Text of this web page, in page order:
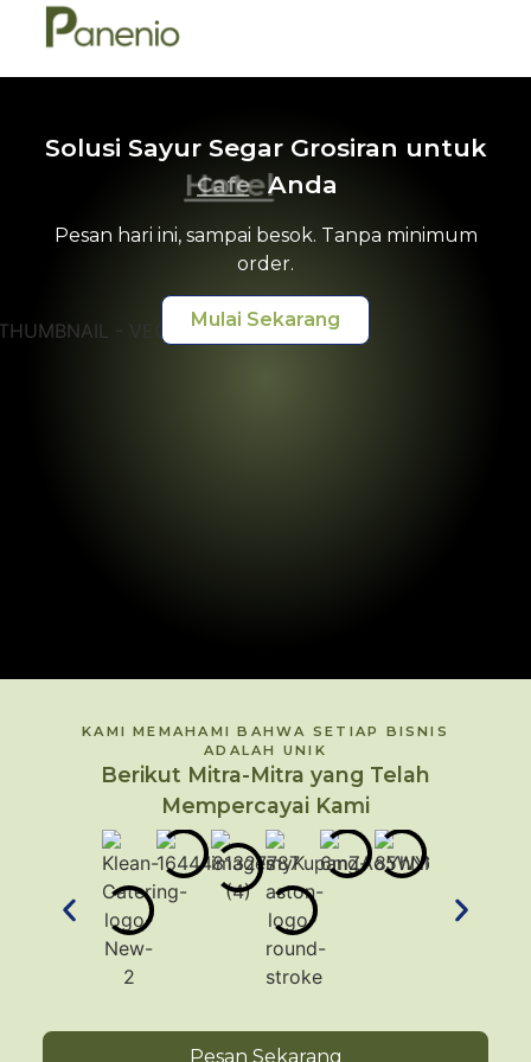
Solusi Sayur Segar Grosiran untuk
Cafe
HotelAnda
Pesan hari ini, sampai besok. Tanpa minimum
order.
Mulai Sekarang
KAMI MEMAHAMI BAHWA SETIAP BISNIS
ADALAH UNIK
Berikut Mitra-Mitra yang Telah
Mempercayai Kami
Pesan Sekarang